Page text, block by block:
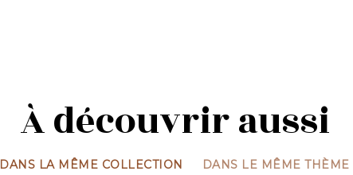
À découvrir aussi
DANS LA MÊME COLLECTION DANS LE MÊME THÈME